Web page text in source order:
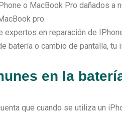
o MacBook Pro dañados a
pro.
expertos en reparación de
batería o cambio de pantalla, tu
en la
que cuando se utiliza un